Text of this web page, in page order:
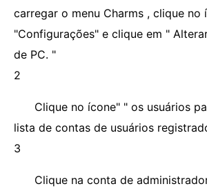
carregar o menu Charms , clique no
"Configurações" e clique em "
de PC. "
2
Clique no ícone" " os usuários
lista de contas de usuários
3
Clique na conta de